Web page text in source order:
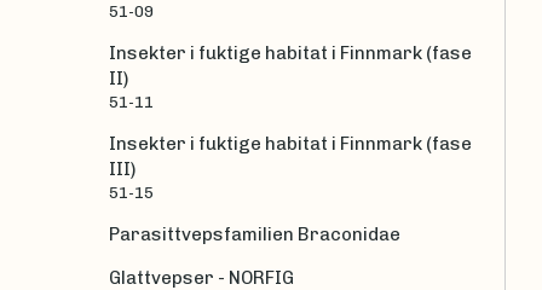
51-09
Insekter i fuktige habitat i Finnmark (fase
II)
51-11
Insekter i fuktige habitat i Finnmark (fase
III)
51-15
Parasittvepsfamilien Braconidae
Glattvepser - NORFIG